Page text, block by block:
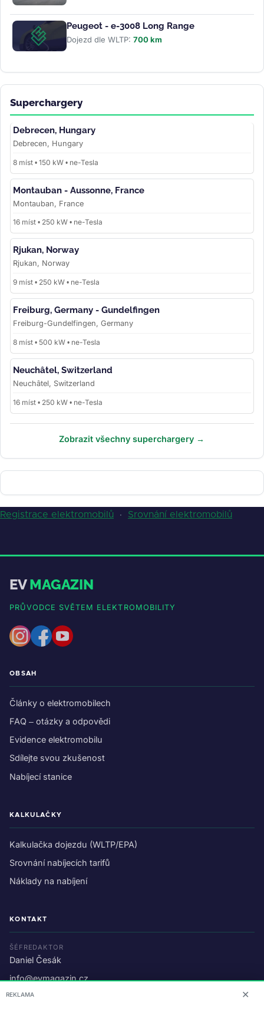
Peugeot - e-3008 Long Range
Dojezd dle WLTP: 700 km
Superchargery
Debrecen, Hungary
Debrecen, Hungary
8 míst • 150 kW • ne-Tesla
Montauban - Aussonne, France
Montauban, France
16 míst • 250 kW • ne-Tesla
Rjukan, Norway
Rjukan, Norway
9 míst • 250 kW • ne-Tesla
Freiburg, Germany - Gundelfingen
Freiburg-Gundelfingen, Germany
8 míst • 500 kW • ne-Tesla
Neuchâtel, Switzerland
Neuchâtel, Switzerland
16 míst • 250 kW • ne-Tesla
Zobrazit všechny superchargery →
Registrace elektromobilů · Srovnání elektromobilů
EVMAGAZIN
PRŮVODCE SVĚTEM ELEKTROMOBILITY
OBSAH
Články o elektromobilech
FAQ – otázky a odpovědi
Evidence elektromobilu
Sdílejte svou zkušenost
Nabíjecí stanice
KALKULAČKY
Kalkulačka dojezdu (WLTP/EPA)
Srovnání nabíjecích tarifů
Náklady na nabíjení
KONTAKT
ŠÉFREDAKTOR
Daniel Česák
info@evmagazin.cz
O nás
REKLAMA ✕